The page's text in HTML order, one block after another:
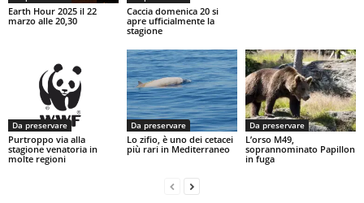
Earth Hour 2025 il 22
marzo alle 20,30
Caccia domenica 20 si
apre ufficialmente la
stagione
Da preservare
Purtroppo via alla
stagione venatoria in
molte regioni
Da preservare
Lo zifio, è uno dei cetacei
più rari in Mediterraneo
Da preservare
L’orso M49,
soprannominato Papillon
in fuga